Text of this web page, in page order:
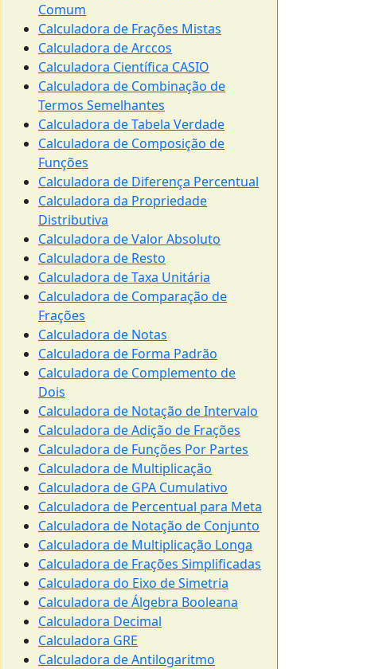
Comum
Calculadora de Frações Mistas
Calculadora de Arccos
Calculadora Científica CASIO
Calculadora de Combinação de
Termos Semelhantes
Calculadora de Tabela Verdade
Calculadora de Composição de
Funções
Calculadora de Diferença Percentual
Calculadora da Propriedade
Distributiva
Calculadora de Valor Absoluto
Calculadora de Resto
Calculadora de Taxa Unitária
Calculadora de Comparação de
Frações
Calculadora de Notas
Calculadora de Forma Padrão
Calculadora de Complemento de
Dois
Calculadora de Notação de Intervalo
Calculadora de Adição de Frações
Calculadora de Funções Por Partes
Calculadora de Multiplicação
Calculadora de GPA Cumulativo
Calculadora de Percentual para Meta
Calculadora de Notação de Conjunto
Calculadora de Multiplicação Longa
Calculadora de Frações Simplificadas
Calculadora do Eixo de Simetria
Calculadora de Álgebra Booleana
Calculadora Decimal
Calculadora GRE
Calculadora de Antilogaritmo